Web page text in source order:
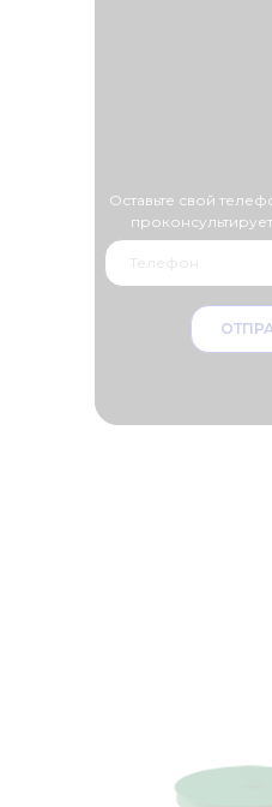
Оставьте свой